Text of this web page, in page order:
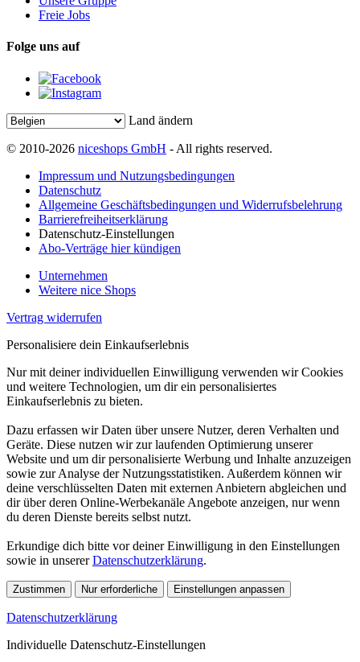
Freie Jobs
Folge uns auf
Land ändern
© 2010-2026 niceshops GmbH - All rights reserved.
Impressum und Nutzungsbedingungen
Datenschutz
Allgemeine Geschäftsbedingungen und Widerrufsbelehrung
Barrierefreiheitserklärung
Datenschutz-Einstellungen
Abo-Verträge hier kündigen
Unternehmen
Weitere nice Shops
Vertrag widerrufen
Personalisiere dein Einkaufserlebnis
Nur mit deiner individuellen Einwilligung verwenden wir Cookies
und weitere Technologien, um dir ein personalisiertes
Einkaufserlebnis zu bieten.
Dazu erfassen wir Daten über unsere Nutzer, deren Verhalten und
Geräte. Diese nutzen wir zur laufenden Optimierung unserer
Website und um dir personalisierte Werbung und Inhalte anzuzeigen
sowie zur Analyse der Nutzungsstatistiken. Außerdem können wir
deine verschlüsselten Daten mit externen Anbietern abgleichen und
dir über deren Online-Werbekanäle Angebote anzeigen, nur wenn
du deren Dienste bereits selbst nutzt.
Erkundige dich bitte vor deiner Einwilligung in den Einstellungen
sowie in unsererDatenschutzerklärung.
Zustimmen Nur erforderliche Einstellungen anpassen
Datenschutzerklärung
Individuelle Datenschutz-Einstellungen